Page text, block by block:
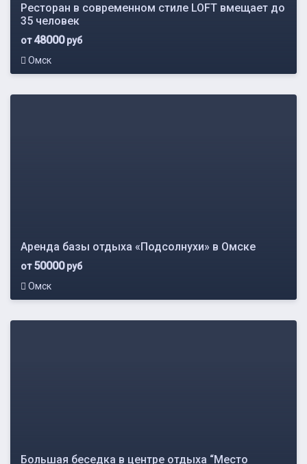
Ресторан в современном стиле LOFT вмещает до
35 человек
от48000руб
Омск
Аренда базы отдыха «Подсолнухи» в Омске
от50000руб
Омск
Большая беседка в центре отдыха “Место